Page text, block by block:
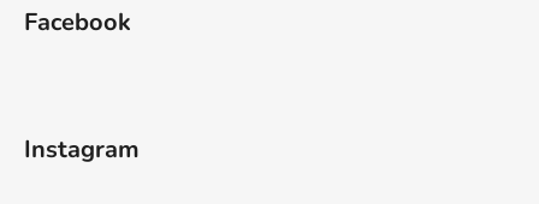
Facebook
Instagram